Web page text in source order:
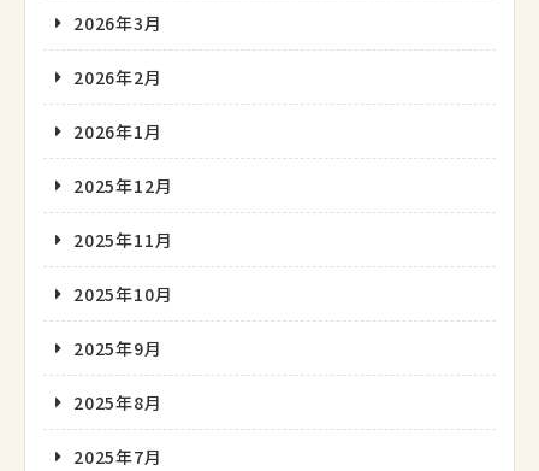
2026年3月
2026年2月
2026年1月
2025年12月
2025年11月
2025年10月
2025年9月
2025年8月
2025年7月